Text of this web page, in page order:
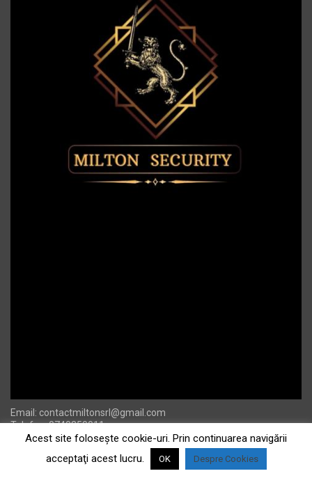
Email: contactmiltonsrl@gmail.com
Telefon: 0740250011
Acest site foloseşte cookie-uri. Prin continuarea navigării
acceptaţi acest lucru.
OK Despre Cookies